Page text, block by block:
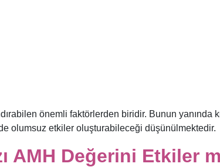
önemli faktörlerden biridir. Bunun yanında
olumsuz etkiler oluşturabileceği düşünülmektedir.
AMH Değerini Etkiler